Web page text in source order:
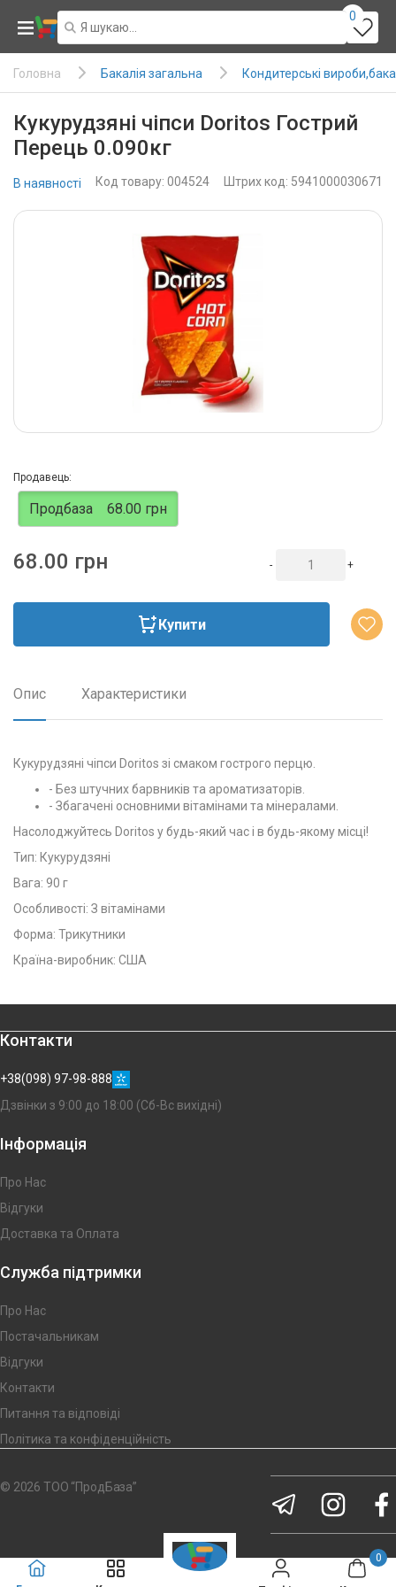
0
0
Головна Бакалія загальна Кондитерські
Кукурудзяні чіпси Doritos Гострий
Перець 0.090кг
В наявності Код товару: 004524 Штрих код: 5941000030671
Продавець:
Продбаза 68.00 грн
68.00 грн - +
Купити
Опис Характеристики
Кукурудзяні чіпси Doritos зі смаком гострого перцю.
- Без штучних барвників та ароматизаторів.
- Збагачені основними вітамінами та мінералами.
Насолоджуйтесь Doritos у будь-який час і в будь-якому місці!
Тип: Кукурудзяні
Вага: 90 г
Особливості: З вітамінами
Форма: Трикутники
Країна-виробник: США
Контакти
+38(098) 97-98-888
Дзвінки з 9:00 до 18:00 (Сб-Вс вихідні)
Інформація
Про Нас
Відгуки
Доставка та Оплата
Служба підтримки
Про Нас
Постачальникам
Відгуки
Контакти
Питання та відповіді
Політика та конфіденційність
© 2026 ТОО “ПродБаза”